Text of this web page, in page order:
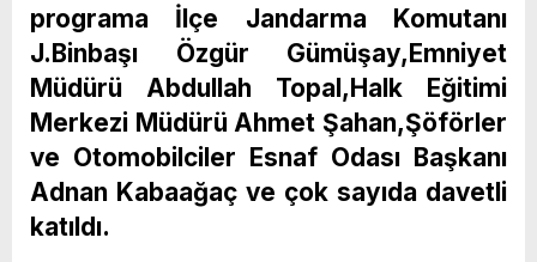
programa İlçe Jandarma Komutanı
J.Binbaşı Özgür Gümüşay,Emniyet
Müdürü Abdullah Topal,Halk Eğitimi
Merkezi Müdürü Ahmet Şahan,Şöförler
ve Otomobilciler Esnaf Odası Başkanı
Adnan Kabaağaç ve çok sayıda davetli
katıldı.